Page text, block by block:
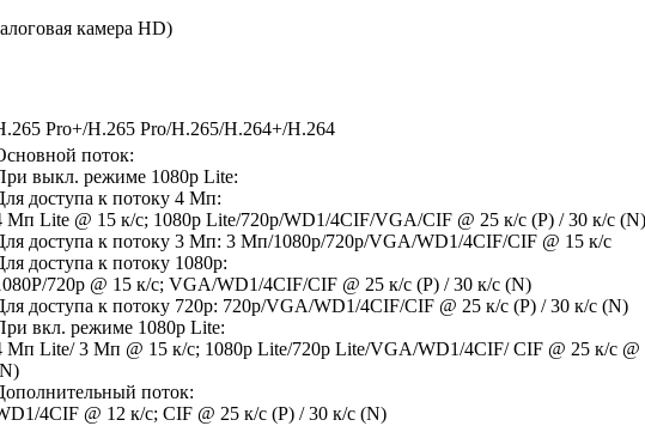
камера HD)
Pro+/H.265 Pro/H.265/H.264+/H.264
поток:
выкл. режиме 1080p Lite:
доступа к потоку 4 Мп:
Мп Lite @ 15 к/с; 1080p Lite/720p/WD1/4CIF/VGA/CIF @ 25 к/с (P) / 30 к/с (N)
доступа к потоку 3 Мп: 3 Мп/1080p/720p/VGA/WD1/4CIF/CIF @ 15 к/с
доступа к потоку 1080p:
720p @ 15 к/с; VGA/WD1/4CIF/CIF @ 25 к/с (P) / 30 к/с (N)
доступа к потоку 720p: 720p/VGA/WD1/4CIF/CIF @ 25 к/с (P) / 30 к/с (N)
вкл. режиме 1080p Lite:
Мп Lite/ 3 Мп @ 15 к/с; 1080p Lite/720p Lite/VGA/WD1/4CIF/ CIF @ 25 к/с @
поток:
4CIF @ 12 к/с; CIF @ 25 к/с (P) / 30 к/с (N)